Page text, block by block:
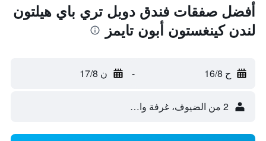
أفضل صفقات فندق دوبل تري باي هيلتون
لندن كينغستون أبون تايمز
ح 16/8 - ن 17/8
2 من الضيوف، غرفة واحدة